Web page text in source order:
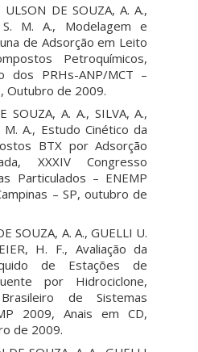
DE SOUZA, A. A.,
S. M. A., Modelagem e
de Adsorção em Leito
Petroquímicos,
dos PRHs-ANP/MCT –
Outubro de 2009.
SOUZA, A. A., SILVA, A.,
M. A., Estudo Cinético da
BTX por Adsorção
XXXIV Congresso
Particulados – ENEMP
– SP, outubro de
SOUZA, A. A., GUELLI U.
H. F., Avaliação da
de Estações de
por Hidrociclone,
de Sistemas
2009, Anais em CD,
de 2009.